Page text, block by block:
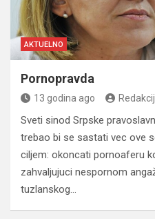
AKTUELNO
Pornopravda
13 godina ago
Sveti sinod Srpske
trebao bi se sastati vec ove
ciljem: okoncati pornoaferu
zahvaljujuci nespornom
tuzlanskog…